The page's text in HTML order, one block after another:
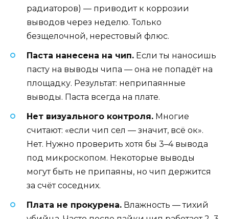
радиаторов) — приводит к коррозии
выводов через неделю. Только
безщелочной, нерестовый флюс.
Паста нанесена на чип. Если ты наносишь
пасту на выводы чипа — она не попадёт на
площадку. Результат: неприпаянные
выводы. Паста всегда на плате.
Нет визуального контроля. Многие
считают: «если чип сел — значит, всё ок».
Нет. Нужно проверить хотя бы 3–4 вывода
под микроскопом. Некоторые выводы
могут быть не припаяны, но чип держится
за счёт соседних.
Плата не прокурена. Влажность — тихий